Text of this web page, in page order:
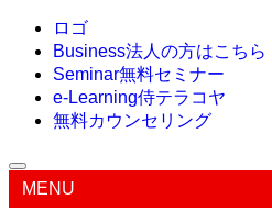
ロゴ
Business法人の方はこちら
Seminar無料セミナー
e-Learning侍テラコヤ
無料カウンセリング
MENU